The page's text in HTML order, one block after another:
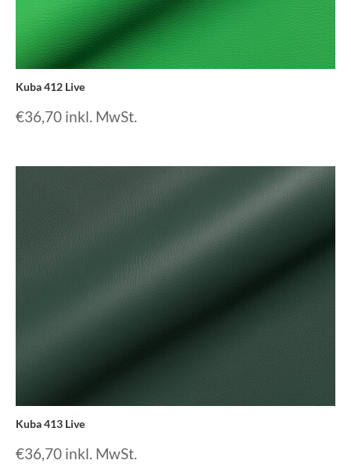
Kuba 412 Live
€36,70 inkl. MwSt.
Kuba 413 Live
€36,70 inkl. MwSt.